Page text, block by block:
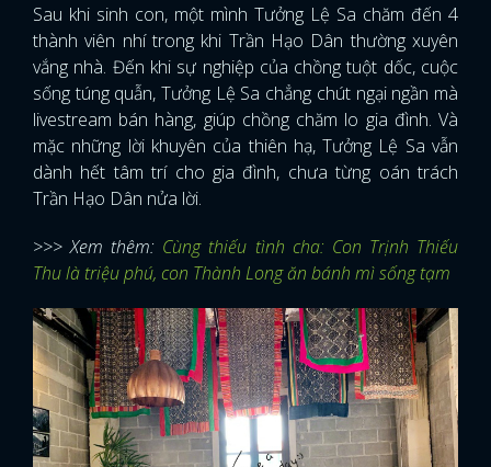
Sau khi sinh con, một mình Tưởng Lệ Sa chăm đến 4
thành viên nhí trong khi Trần Hạo Dân thường xuyên
vắng nhà. Đến khi sự nghiệp của chồng tuột dốc, cuộc
sống túng quẫn, Tưởng Lệ Sa chẳng chút ngại ngần mà
livestream bán hàng, giúp chồng chăm lo gia đình. Và
mặc những lời khuyên của thiên hạ, Tưởng Lệ Sa vẫn
dành hết tâm trí cho gia đình, chưa từng oán trách
Trần Hạo Dân nửa lời.
>>> Xem thêm: Cùng thiếu tình cha: Con Trịnh Thiếu
Thu là triệu phú, con Thành Long ăn bánh mì sống tạm